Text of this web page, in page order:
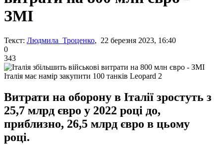
ЗМІ
Текст: Людмила Троценко, 22 березня 2023, 16:40
0
343
Італія має намір закупити 100 танків Leopard 2
Витрати на оборону в Італії зростуть з
25,7 млрд євро у 2022 році до,
приблизно, 26,5 млрд євро в цьому
році.